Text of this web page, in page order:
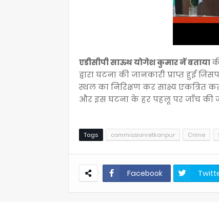
एडीसीपी साऊथ योगेश कुमार नें बताया
द्वारा घटना की जानकारी प्राप्त हुई
स्थल का निरिक्षण कर साक्ष्य एकत्रित
और इस घटना के हर पहलू पर जाँच की
Tags commissionretkanpur Crime
Facebook